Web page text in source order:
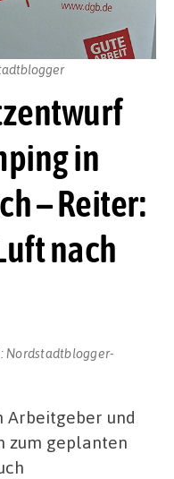
in
– Reiter:
nach
Nordstadtblogger-
Arbeitgeber und
zum geplanten